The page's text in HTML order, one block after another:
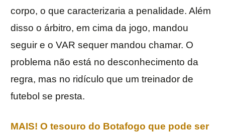
corpo, o que caracterizaria a penalidade. Além
disso o árbitro, em cima da jogo, mandou
seguir e o VAR sequer mandou chamar. O
problema não está no desconhecimento da
regra, mas no ridículo que um treinador de
futebol se presta.
MAIS! O tesouro do Botafogo que pode ser